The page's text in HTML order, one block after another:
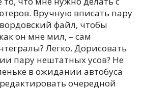
Вручную вписать пару
файл, чтобы
он мне мил, – сам
Легко. Дорисовать
пару нештатных усов? Не
в ожидании автобуса
очередной